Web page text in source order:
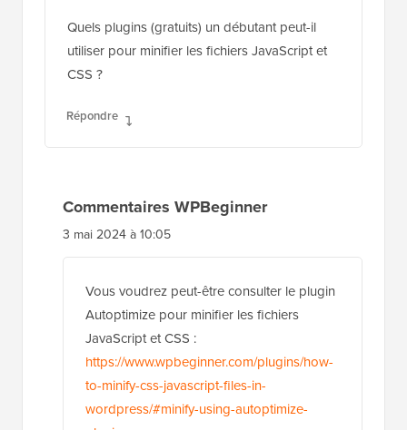
Quels plugins (gratuits) un débutant peut-il
utiliser pour minifier les fichiers JavaScript et
CSS ?
Répondre
Commentaires WPBeginner
3 mai 2024 à 10:05
Vous voudrez peut-être consulter le plugin
Autoptimize pour minifier les fichiers
JavaScript et CSS :
https://www.wpbeginner.com/plugins/how-
to-minify-css-javascript-files-in-
wordpress/#minify-using-autoptimize-